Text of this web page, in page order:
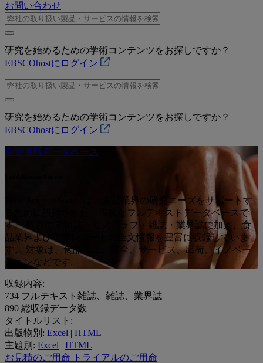
お問い合わせ
研究を始めるための学術コンテンツをお探しですか？
EBSCOhostにログイン
研究を始めるための学術コンテンツをお探しですか？
EBSCOhostにログイン
全文情報データベース
Food Science Sourceは、食品業界の研究ニーズをサポートす
るために設計された、広範なフルテキストデータベースで
す。 数百の学術誌・モノグラフ・雑誌・業界誌に加え、食
品業界よび市場レポートの全文情報を豊富に収録していま
す。 対象は、食品加工、安全、サービス、出荷、イノベー
ションなどです。
収録内容:
734 フルテキスト雑誌、雑誌、業界誌
890 総収録データ数
タイトルリスト:
出版物別: Excel | HTML
主題別: Excel | HTML
お見積のご用命
トライアルのご用命